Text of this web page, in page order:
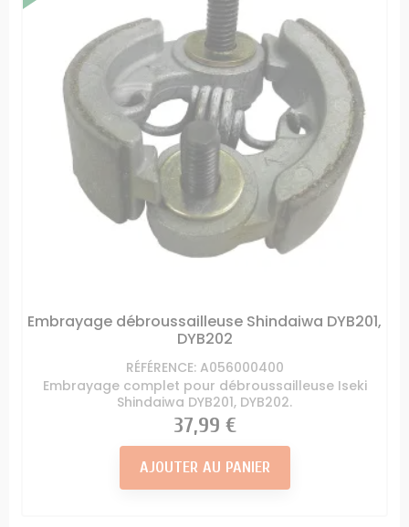
Embrayage débroussailleuse Shindaiwa DYB201,
DYB202
RÉFÉRENCE: A056000400
Embrayage complet pour débroussailleuse Iseki
Shindaiwa DYB201, DYB202.
Prix
37,99 €
AJOUTER AU PANIER